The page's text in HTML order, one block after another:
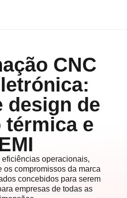
CNC
design de
térmica e
eficiências operacionais,
os compromissos da marca
concebidos para serem
empresas de todas as